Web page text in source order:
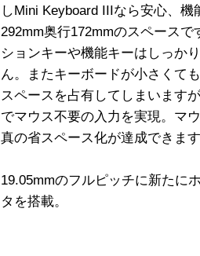
しMini Keyboard IIIなら安心、
292mm奥行172mmのスペース
ションキーや機能キーはしっか
ん。またキーボードが小さくて
スペースを占有してしまいます
でマウス不要の入力を実現。マ
真の省スペース化が達成できま
19.05mmのフルピッチに新たに
タを搭載。